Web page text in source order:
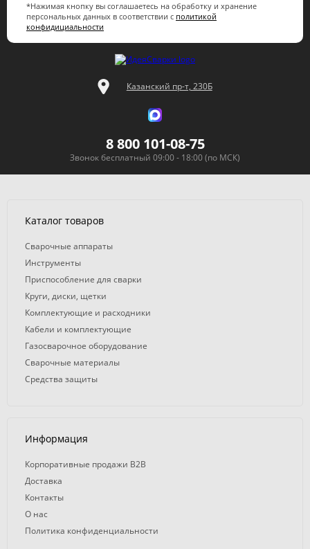
*Нажимая кнопку вы соглашаетесь на обработку и хранение
персональных данных в соответствии с политикой
конфидициальности
Казанский пр-т, 230Б
8 800 101-08-75
Звонок бесплатный 09:00 - 18:00 (по МСК)
Каталог товаров
Сварочные аппараты
Инструменты
Приспособление для сварки
Круги, диски, щетки
Комплектующие и расходники
Кабели и комплектующие
Газосварочное оборудование
Сварочные материалы
Средства защиты
Информация
Корпоративные продажи B2B
Доставка
Контакты
О нас
Политика конфиденциальности